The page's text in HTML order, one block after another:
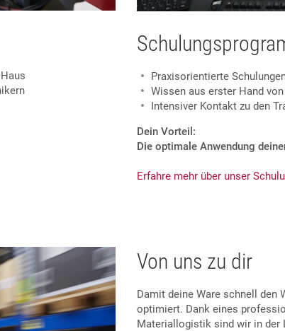
Praxisorientierte
Wissen aus erster Hand
Intensiver Kontakt zu den
Dein Vorteil:
Die optimale Anwendung
Erfahre mehr über unser
Von uns zu dir
Damit deine Ware schnell den
optimiert. Dank eines
Materiallogistik sind wir in der